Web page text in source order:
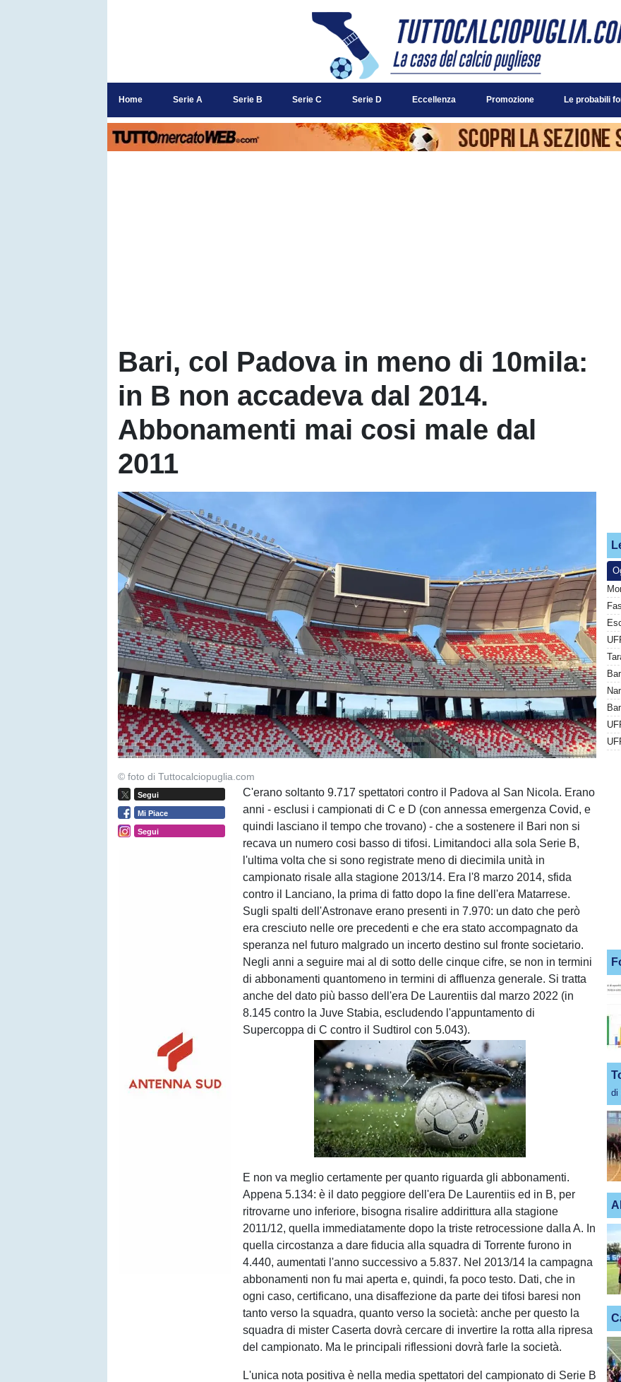
Home Serie A Serie B Serie C Serie D Eccellenza Promozione Le probabili
Bari, col Padova in meno di 10mila:
in B non accadeva dal 2014.
Abbonamenti mai cosi male dal
2011
© foto di Tuttocalciopuglia.com
Segui
Mi Piace
Segui
C'erano soltanto 9.717 spettatori contro il Padova al San Nicola. Erano
anni - esclusi i campionati di C e D (con annessa emergenza Covid, e
quindi lasciano il tempo che trovano) - che a sostenere il Bari non si
recava un numero cosi basso di tifosi. Limitandoci alla sola Serie B,
l'ultima volta che si sono registrate meno di diecimila unità in
campionato risale alla stagione 2013/14. Era l'8 marzo 2014, sfida
contro il Lanciano, la prima di fatto dopo la fine dell'era Matarrese.
Sugli spalti dell'Astronave erano presenti in 7.970: un dato che però
era cresciuto nelle ore precedenti e che era stato accompagnato da
speranza nel futuro malgrado un incerto destino sul fronte societario.
Negli anni a seguire mai al di sotto delle cinque cifre, se non in termini
di abbonamenti quantomeno in termini di affluenza generale. Si tratta
anche del dato più basso dell'era De Laurentiis dal marzo 2022 (in
8.145 contro la Juve Stabia, escludendo l'appuntamento di
Supercoppa di C contro il Sudtirol con 5.043).
Unmute
Loaded:
100.00%
E non va meglio certamente per quanto riguarda gli abbonamenti.
Appena 5.134: è il dato peggiore dell'era De Laurentiis ed in B, per
ritrovarne uno inferiore, bisogna risalire addirittura alla stagione
2011/12, quella immediatamente dopo la triste retrocessione dalla A. In
quella circostanza a dare fiducia alla squadra di Torrente furono in
4.440, aumentati l'anno successivo a 5.837. Nel 2013/14 la campagna
abbonamenti non fu mai aperta e, quindi, fa poco testo. Dati, che in
ogni caso, certificano, una disaffezione da parte dei tifosi baresi non
tanto verso la squadra, quanto verso la società: anche per questo la
squadra di mister Caserta dovrà cercare di invertire la rotta alla ripresa
del campionato. Ma le principali riflessioni dovrà farle la società.
L'unica nota positiva è nella media spettatori del campionato di Serie B
di